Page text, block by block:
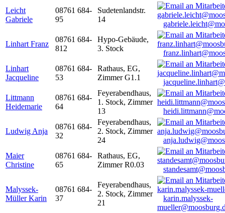
Leicht
Gabriele
08761 684-
95
Sudetenlandstr.
14
Linhart Franz
08761 684-
812
Hypo-Gebäude,
3. Stock
Linhart
Jacqueline
08761 684-
53
Rathaus, EG,
Zimmer G1.1
Littmann
Heidemarie
08761 684-
64
Feyerabendhaus,
1. Stock, Zimmer
13
Ludwig Anja
08761 684-
32
Feyerabendhaus,
2. Stock, Zimmer
24
Maier
Christine
08761 684-
65
Rathaus, EG,
Zimmer R0.03
Malyssek-
Müller Karin
08761 684-
37
Feyerabendhaus,
2. Stock, Zimmer
21
karin.malyssek-